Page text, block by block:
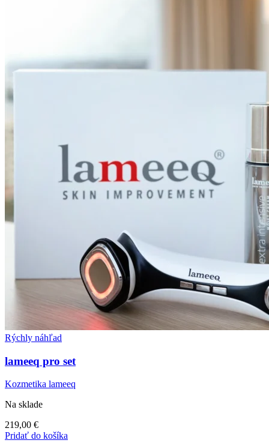
Rýchly náhľad
lameeq pro set
Kozmetika lameeq
Na sklade
219,00 €
Pridať do košíka